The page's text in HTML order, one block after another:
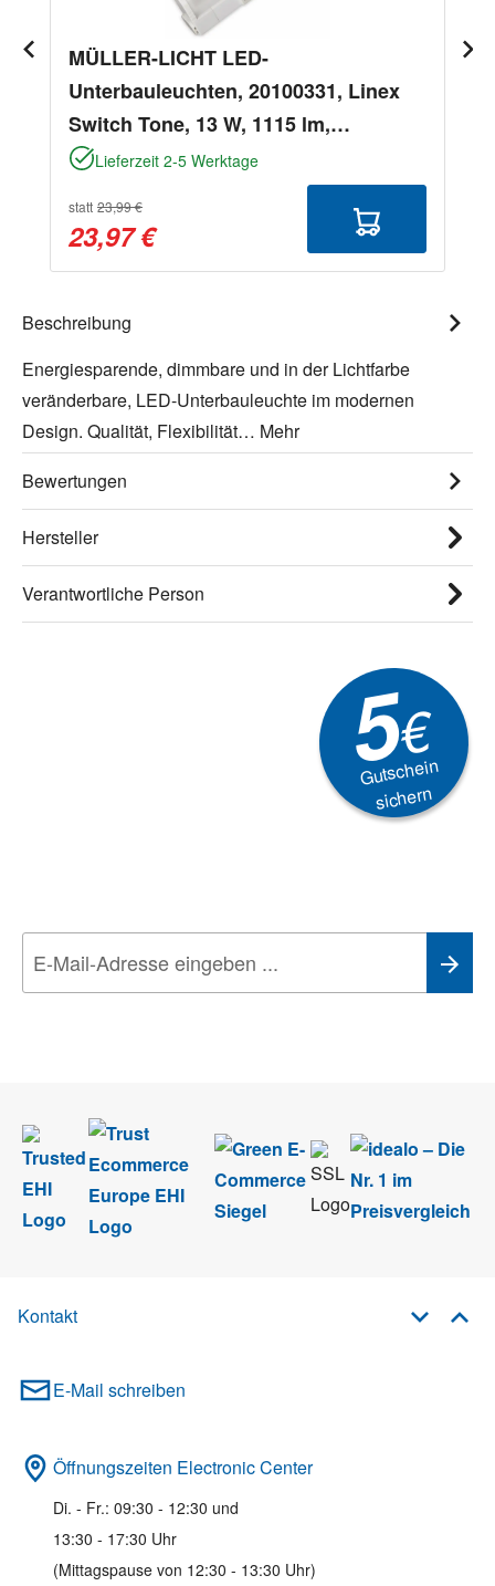
MÜLLER-LICHT LED-
Unterbauleuchten, 20100331, Linex
Switch Tone, 13 W, 1115 lm,
2200...4000 K, weiß
Lieferzeit 2-5 Werktage
statt 23,99 €
23,97 €
Beschreibung
Energiesparende, dimmbare und in der Lichtfarbe
veränderbare, LED-Unterbauleuchte im modernen
Design. Qualität, Flexibilität… Mehr
Bewertungen
Hersteller
Verantwortliche Person
5€
Gutschein
sichern
Kontakt
E-Mail schreiben
Öffnungszeiten Electronic Center
Di. - Fr.: 09:30 - 12:30 und
13:30 - 17:30 Uhr
(Mittagspause von 12:30 - 13:30 Uhr)